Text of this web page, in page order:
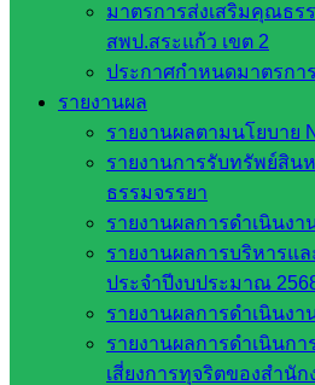
มาตรการส่งเสริมคุณธร
สพป.สระแก้ว เขต 2
ประกาศกำหนดมาตรกา
รายงานผล
รายงานผลตามนโยบาย
รายงานการรับทรัพย์สิน
ธรรมจรรยา
รายงานผลการดำเนินงา
รายงานผลการบริหาร
ประจำปีงบประมาณ
รายงานผลการดำเนินงา
รายงานผลการดำเนินก
เสี่ยงการทุจริตของสำนั
ประเทศไทย
เว็บไซต์
สำนักต่าง
ๆ ใน
สพฐ.
เว็บไซต์
สพม. ใน
สังกัด
สพฐ.
เว็บไซต์
สพป. ใน
สังกัด